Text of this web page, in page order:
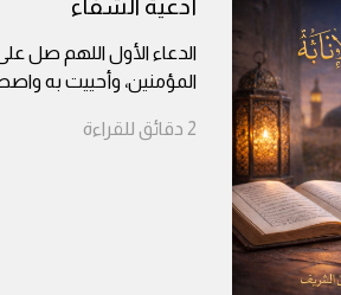
أدعية الشفاء
الدعاء الأول اللهم صل
المؤمنين، وأحييت به
2 دقائق للقراءة